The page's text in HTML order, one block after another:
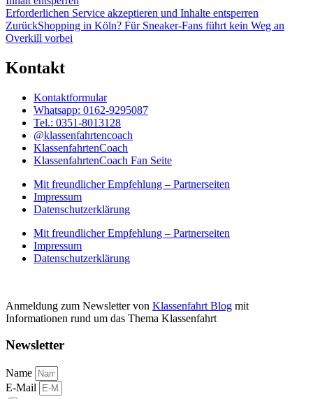
Erforderlichen Service akzeptieren und Inhalte entsperren
ZurückShopping in Köln? Für Sneaker-Fans führt kein Weg an
Overkill vorbei
Kontakt
Kontaktformular
Whatsapp: 0162-9295087
Tel.: 0351-8013128
@klassenfahrtencoach
KlassenfahrtenCoach
KlassenfahrtenCoach Fan Seite
Mit freundlicher Empfehlung – Partnerseiten
Impressum
Datenschutzerklärung
Mit freundlicher Empfehlung – Partnerseiten
Impressum
Datenschutzerklärung
Anmeldung zum Newsletter von Klassenfahrt Blog mit
Informationen rund um das Thema Klassenfahrt
Newsletter
Name
E-Mail